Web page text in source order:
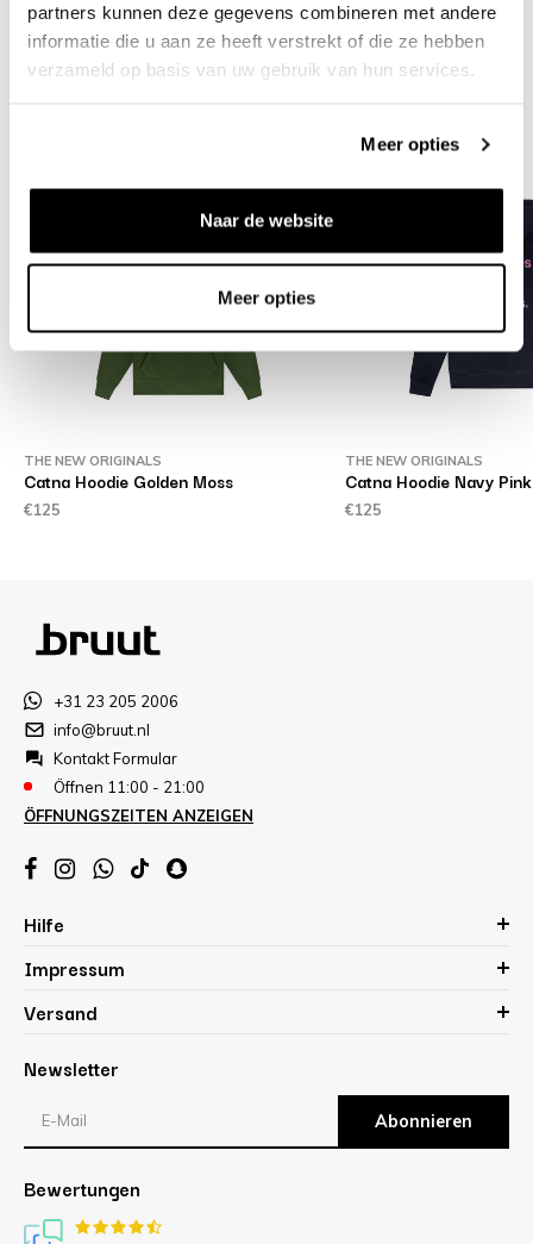
partners kunnen deze gegevens combineren met andere
informatie die u aan ze heeft verstrekt of die ze hebben
verzameld op basis van uw gebruik van hun services.
Meer opties
Naar de website
Meer opties
Versand und Rückgabe
THE NEW ORIGINALS
Catna Hoodie Golden Moss
€125
THE NEW ORIGINALS
Catna Hoodie Navy Pink
€125
+31 23 205 2006
info@bruut.nl
Kontakt Formular
Öffnen 11:00 - 21:00
ÖFFNUNGSZEITEN ANZEIGEN
Hilfe
Impressum
Versand
Newsletter
Abonnieren
Bewertungen